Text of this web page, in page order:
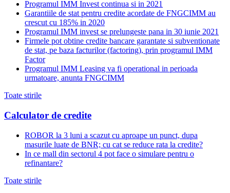
Programul IMM Invest continua si in 2021
Garantiile de stat pentru credite acordate de FNGCIMM au
crescut cu 185% in 2020
Programul IMM invest se prelungeste pana in 30 iunie 2021
Firmele pot obtine credite bancare garantate si subventionate
de stat, pe baza facturilor (factoring), prin programul IMM
Factor
Programul IMM Leasing va fi operational in perioada
urmatoare, anunta FNGCIMM
Toate stirile
Calculator de credite
ROBOR la 3 luni a scazut cu aproape un punct, dupa
masurile luate de BNR; cu cat se reduce rata la credite?
In ce mall din sectorul 4 pot face o simulare pentru o
refinantare?
Toate stirile